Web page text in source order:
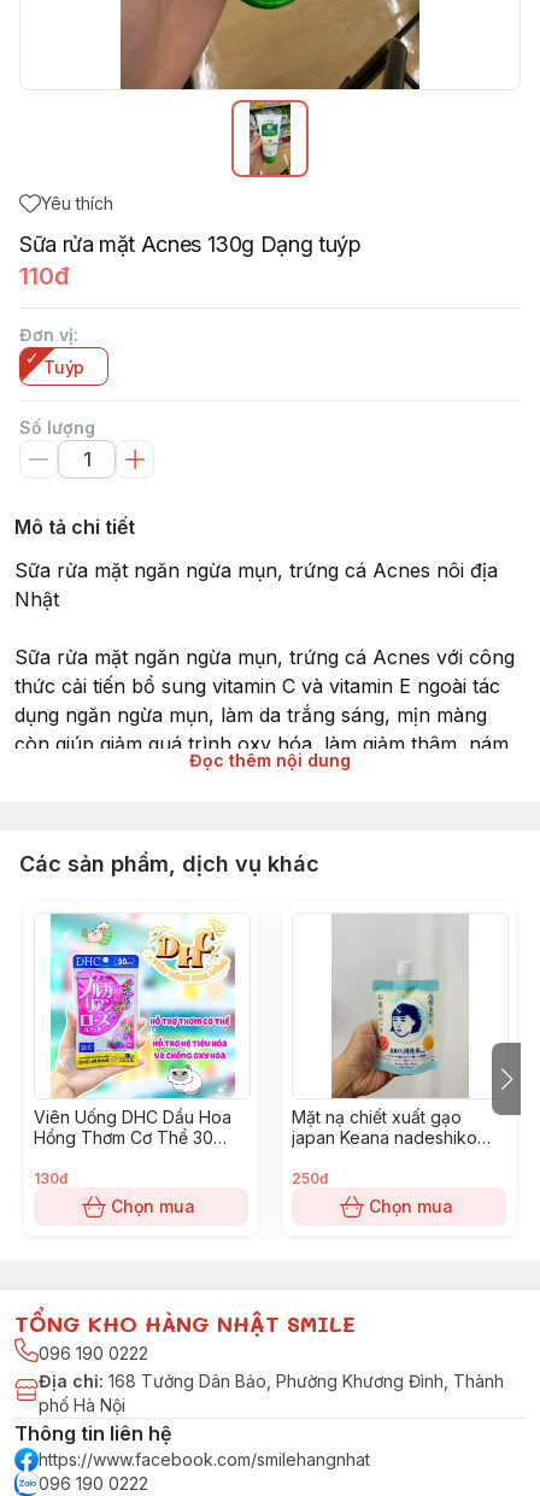
Yêu thích
Sữa rửa mặt Acnes 130g Dạng tuýp
110đ
Đơn vị:
Tuýp
Số lượng
Mô tả chi tiết
Sữa rửa mặt ngăn ngừa mụn, trứng cá Acnes nôi địa
Nhật
Sữa rửa mặt ngăn ngừa mụn, trứng cá Acnes với công
thức cải tiến bổ sung vitamin C và vitamin E ngoài tác
dụng ngăn ngừa mụn, làm da trắng sáng, mịn màng
còn giúp giảm quá trình oxy hóa, làm giảm thâm, nám,
tăng cường độ đàn hồi cho bạn một làn da luôn khỏe
- Water, Glycerin, Palmitic Acid, Butylene Glycol,
Công dụng
- Giúp làm sạch mọi bụi bẩn, bã nhờn
- Rửa sạch bụi bẩn, ngăn ngừa sự hình thành mụn.
- Bổ sung vitamin C và E làm da trắng sáng, mịn màng.
- Tăng độ đàn hồi cho da
- Làm giảm thâm, nám, tăng cường độ đàn hồi cho làn
da.
- Dành cho mọi loại da: da thường. da nhờn, mụn và da
hỗn hợp
Cách dùng: Sữa rửa mặt
Làm ướt mặt, lấy một lượng kem vừa đủ, tạo bọt và
Đọc thêm nội dung
Các sản phẩm, dịch vụ khác
Viên Uống DHC Dầu Hoa
Hồng Thơm Cơ Thể 30
130đ
Chọn mua
Mặt nạ chiết xuất gạo
japan Keana nadeshiko
250đ
Chọn mua
TỔNG KHO HÀNG NHẬT SMILE
096 190 0222
Địa chỉ: 168 Tưởng Dân Bảo, Phường Khương Đình, Thành
phố Hà Nội
Thông tin liên hệ
https://www.facebook.com/smilehangnhat
096 190 0222